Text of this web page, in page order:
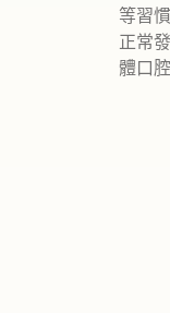
等習
正常
體口